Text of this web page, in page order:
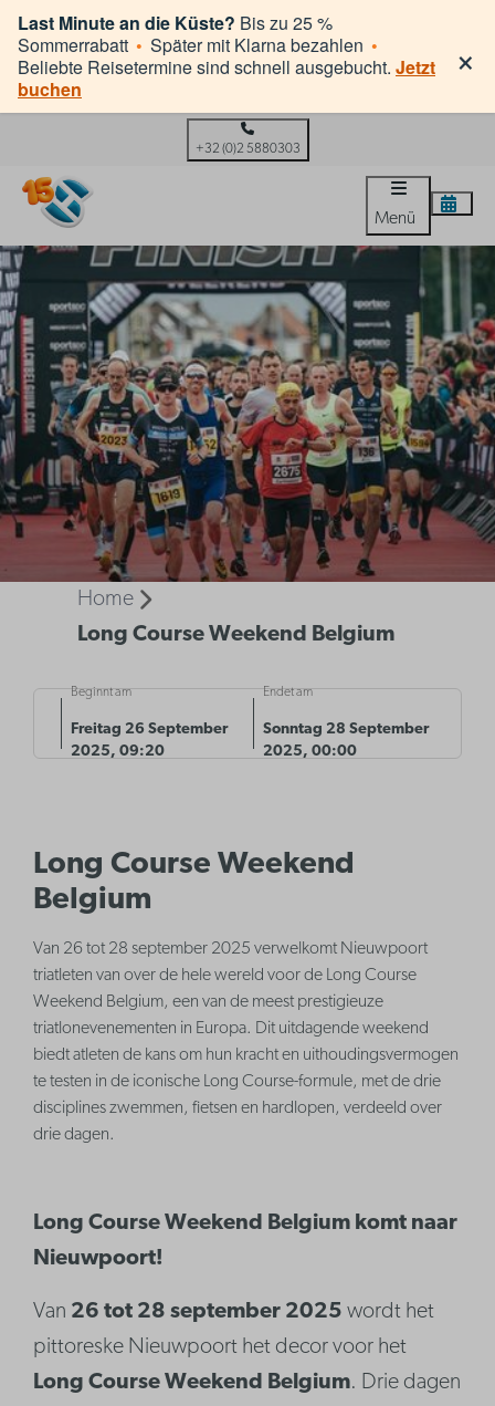
Last Minute an die Küste? Bis zu 25 %
Sommerrabatt • Später mit Klarna bezahlen •
Beliebte Reisetermine sind schnell ausgebucht. Jetzt
buchen
×
+32 (0)2 5880303
Menü
Home
Long Course Weekend Belgium
Beginnt am
Freitag 26 September
2025, 09:20
Endet am
Sonntag 28 September
2025, 00:00
Long Course Weekend
Belgium
Van 26 tot 28 september 2025 verwelkomt Nieuwpoort
triatleten van over de hele wereld voor de Long Course
Weekend Belgium, een van de meest prestigieuze
triatlonevenementen in Europa. Dit uitdagende weekend
biedt atleten de kans om hun kracht en uithoudingsvermogen
te testen in de iconische Long Course-formule, met de drie
disciplines zwemmen, fietsen en hardlopen, verdeeld over
drie dagen.
Long Course Weekend Belgium komt naar
Nieuwpoort!
Van 26 tot 28 september 2025 wordt het
pittoreske Nieuwpoort het decor voor het
Long Course Weekend Belgium. Drie dagen